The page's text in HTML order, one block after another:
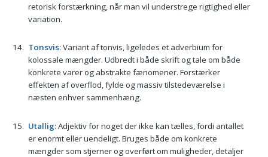
retorisk forstærkning, når man vil understrege rigtighed eller
variation.
Tonsvis: Variant af tonvis, ligeledes et adverbium for
kolossale mængder. Udbredt i både skrift og tale om både
konkrete varer og abstrakte fænomener. Forstærker
effekten af overflod, fylde og massiv tilstedeværelse i
næsten enhver sammenhæng.
Utallig: Adjektiv for noget der ikke kan tælles, fordi antallet
er enormt eller uendeligt. Bruges både om konkrete
mængder som stjerner og overført om muligheder, detaljer